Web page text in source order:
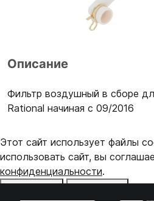
Описание
Фильтр воздушный в сборе
Rational начиная с 09/2016
Этот сайт использует файлы
использовать сайт, вы
конфиденциальности.